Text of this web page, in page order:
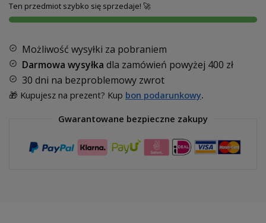
Ten przedmiot szybko się sprzedaje! 🚀
Możliwość wysyłki za pobraniem
Darmowa wysyłka dla zamówień powyżej 400 zł
30 dni na bezproblemowy zwrot
🎁 Kupujesz na prezent? Kup bon podarunkowy.
Gwarantowane bezpieczne zakupy